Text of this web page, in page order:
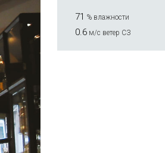
71 % влажности
0.6 м/с ветер СЗ